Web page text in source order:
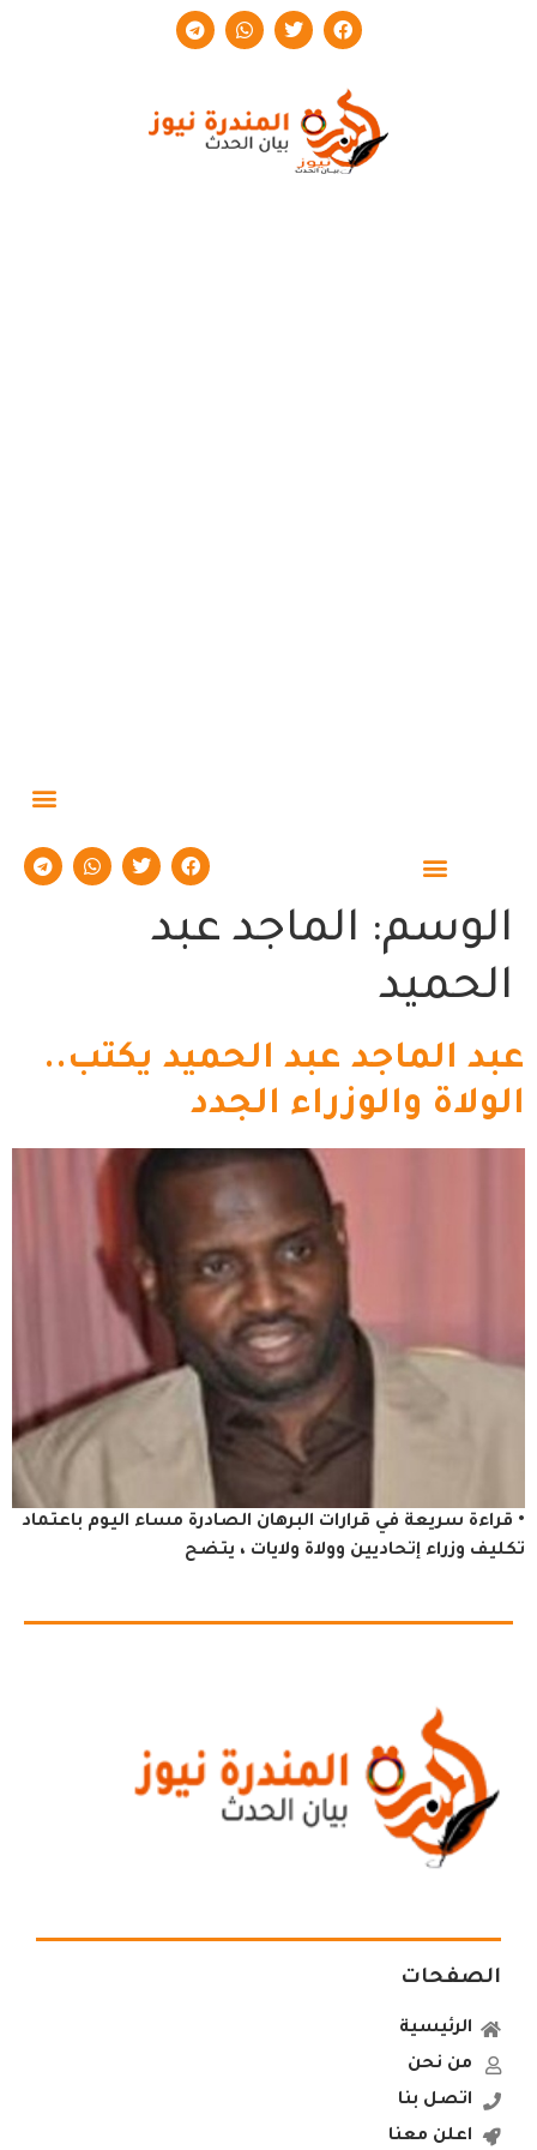
الوسم: الماجد عبد
الحميد
عبد الماجد عبد الحميد يكتب..
الولاة والوزراء الجدد
• قراءة سريعة في قرارات البرهان الصادرة مساء اليوم باعتماد
تكليف وزراء إتحاديين وولاة ولايات ، يتضح
الصفحات
الرئيسية
من نحن
اتصل بنا
اعلن معنا